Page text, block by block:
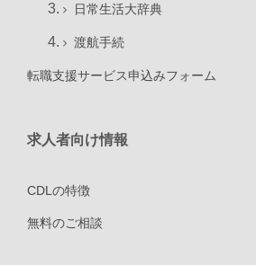
日常生活大辞典
渡航手続
転職支援サービス申込みフォーム
求人者向け情報
CDLの特徴
無料のご相談